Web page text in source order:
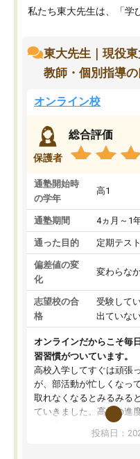
私たち東大先生は、「学び
東大先生｜現役
教師・個別指導
オンライン校
保護者
総合評価
通塾開始時
の学年
高1
通塾期間 4ヵ月～1
通った目的 定期テス
偏差値の変
化
変わらな
志望校の合
格
受験して
出ていな
オンラインだからこそ毎
習習慣がついています。
高校入学してすぐは頑張
が、部活動が忙しくなっ
取れなくなるとみるみる
ていきました。高校の進
供も家に帰って勉強の話
応を示します。東大先生
投稿日：